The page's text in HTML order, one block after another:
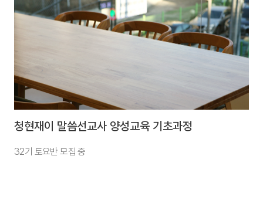
청현재이 말씀선교사 양성교육 기초과정
32기 토요반 모집 중